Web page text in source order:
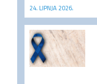
24. LIPNJA 2026.